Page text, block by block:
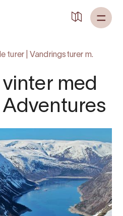
turer
Vandringsturer m.
vinter med
Adventures